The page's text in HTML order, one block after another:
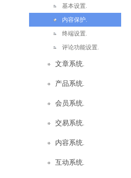
基本设置.
内容保护.
终端设置.
评论功能设置.
文章系统.
产品系统.
会员系统.
交易系统.
内容系统.
互动系统.